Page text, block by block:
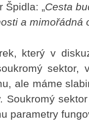
„ Cesta
a mimořádná
který v
sektor,
ale máme
Soukromý
parametry